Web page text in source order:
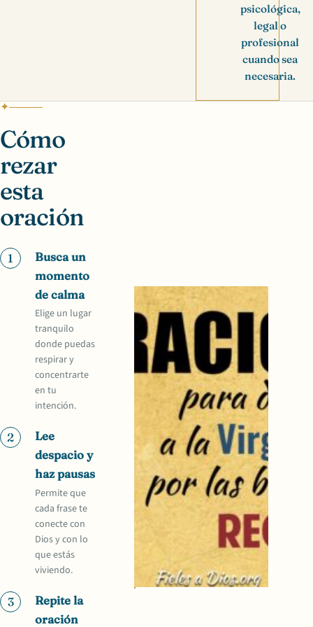
psicológica,
legal o
profesional
cuando sea
necesaria.
Cómo
rezar
esta
oración
1
Busca un
momento
de calma
Elige un lugar
tranquilo
donde puedas
respirar y
concentrarte
en tu
intención.
2
Lee
despacio y
haz pausas
Permite que
cada frase te
conecte con
Dios y con lo
que estás
viviendo.
3
Repite la
oración